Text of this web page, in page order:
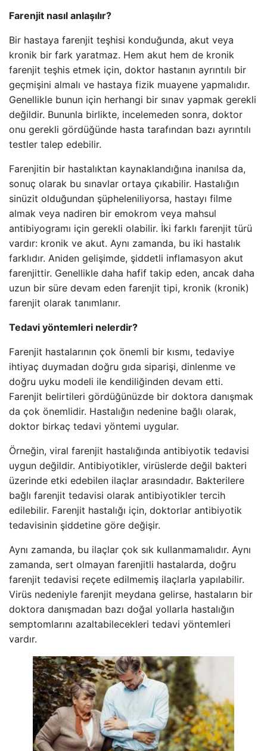
Farenjit nasıl anlaşılır?
Bir hastaya farenjit teşhisi konduğunda, akut veya
kronik bir fark yaratmaz. Hem akut hem de kronik
farenjit teşhis etmek için, doktor hastanın ayrıntılı bir
geçmişini almalı ve hastaya fizik muayene yapmalıdır.
Genellikle bunun için herhangi bir sınav yapmak gerekli
değildir. Bununla birlikte, incelemeden sonra, doktor
onu gerekli gördüğünde hasta tarafından bazı ayrıntılı
testler talep edebilir.
Farenjitin bir hastalıktan kaynaklandığına inanılsa da,
sonuç olarak bu sınavlar ortaya çıkabilir. Hastalığın
sinüzit olduğundan şüpheleniliyorsa, hastayı filme
almak veya nadiren bir emokrom veya mahsul
antibiyogramı için gerekli olabilir. İki farklı farenjit türü
vardır: kronik ve akut. Aynı zamanda, bu iki hastalık
farklıdır. Aniden gelişimde, şiddetli inflamasyon akut
farenjittir. Genellikle daha hafif takip eden, ancak daha
uzun bir süre devam eden farenjit tipi, kronik (kronik)
farenjit olarak tanımlanır.
Tedavi yöntemleri nelerdir?
Farenjit hastalarının çok önemli bir kısmı, tedaviye
ihtiyaç duymadan doğru gıda siparişi, dinlenme ve
doğru uyku modeli ile kendiliğinden devam etti.
Farenjit belirtileri gördüğünüzde bir doktora danışmak
da çok önemlidir. Hastalığın nedenine bağlı olarak,
doktor birkaç tedavi yöntemi uygular.
Örneğin, viral farenjit hastalığında antibiyotik tedavisi
uygun değildir. Antibiyotikler, virüslerde değil bakteri
üzerinde etki edebilen ilaçlar arasındadır. Bakterilere
bağlı farenjit tedavisi olarak antibiyotikler tercih
edilebilir. Farenjit hastalığı için, doktorlar antibiyotik
tedavisinin şiddetine göre değişir.
Aynı zamanda, bu ilaçlar çok sık kullanmamalıdır. Aynı
zamanda, sert olmayan farenjitli hastalarda, doğru
farenjit tedavisi reçete edilmemiş ilaçlarla yapılabilir.
Virüs nedeniyle farenjit meydana gelirse, hastaların bir
doktora danışmadan bazı doğal yollarla hastalığın
semptomlarını azaltabilecekleri tedavi yöntemleri
vardır.